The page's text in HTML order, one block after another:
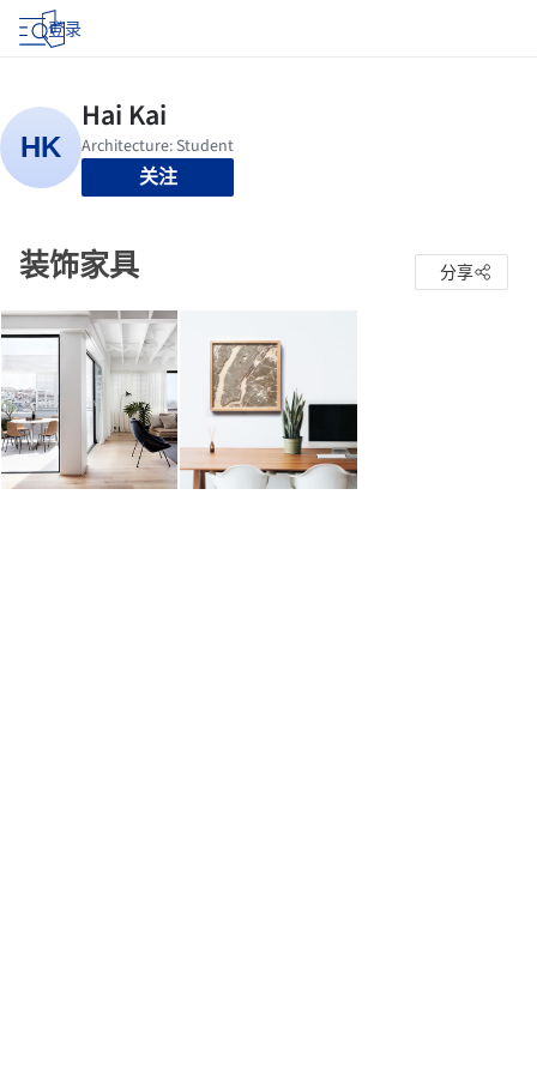
登录
关注
装饰家具 分享